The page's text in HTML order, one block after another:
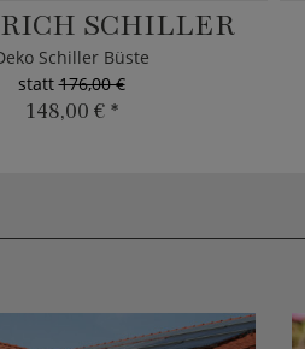
SCHILLER
Schiller Büste
statt176,00 €
148,00 € *